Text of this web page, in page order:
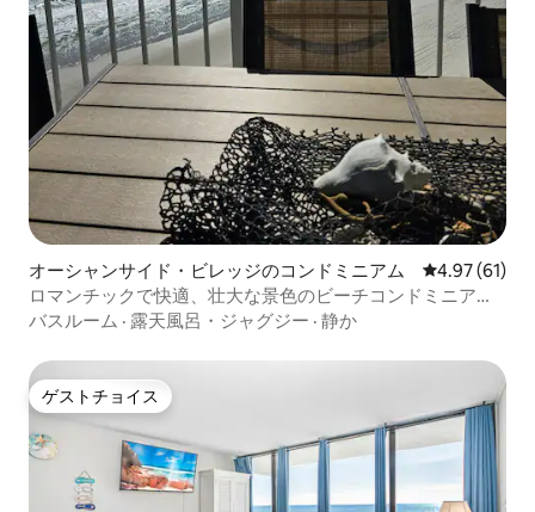
オーシャンサイド・ビレッジのコンドミニアム レビュー61
4.97 (61)
ロマンチックで快適、壮大な景色のビーチコンドミニア
ム！
バスルーム · 露天風呂・ジャグジー · 静か
ゲストチョイス
ゲストチョイス